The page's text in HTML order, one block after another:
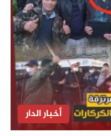
أخبار الدار